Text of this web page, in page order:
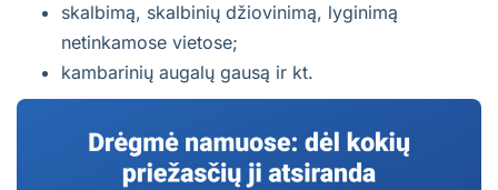
skalbimą, skalbinių džiovinimą, lyginimą
netinkamose vietose;
kambarinių augalų gausą ir kt.